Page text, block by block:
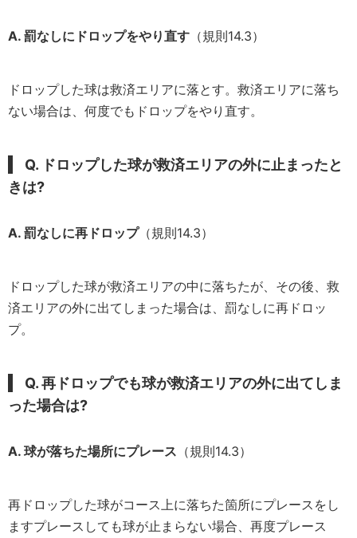
A. 罰なしにドロップをやり直す （規則14.3）
ドロップした球は救済エリアに落とす。救済エリアに落ち
ない場合は、何度でもドロップをやり直す。
Q. ドロップした球が救済エリアの外に止まったと
きは?
A. 罰なしに再ドロップ（規則14.3）
ドロップした球が救済エリアの中に落ちたが、その後、救
済エリアの外に出てしまった場合は、罰なしに再ドロッ
プ。
Q. 再ドロップでも球が救済エリアの外に出てしま
った場合は?
A. 球が落ちた場所にプレース （規則14.3）
再ドロップした球がコース上に落ちた箇所にプレースをし
ますプレースしても球が止まらない場合、再度プレース